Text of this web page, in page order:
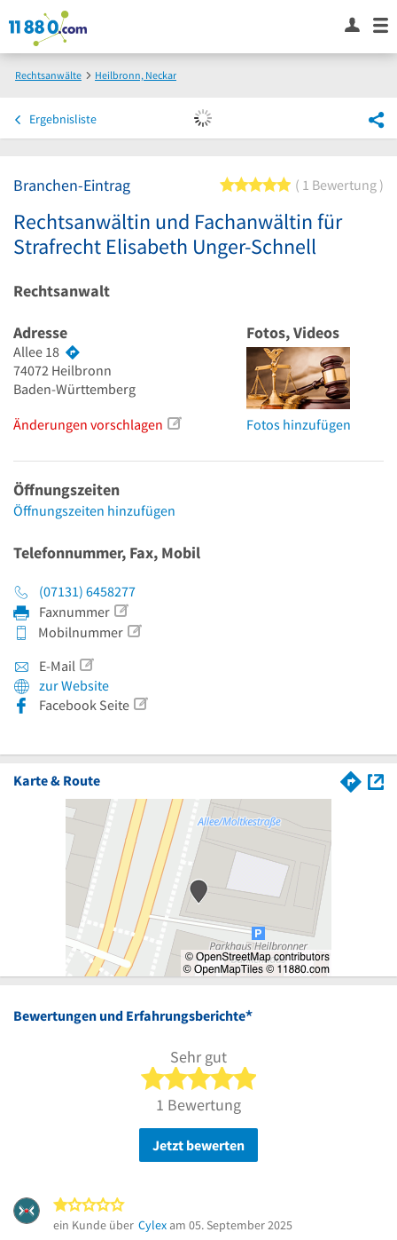
Rechtsanwälte
Heilbronn, Neckar
Ergebnisliste
Branchen-Eintrag 5 von 5 Sternen
1 Bewertung
Rechtsanwältin und Fachanwältin für
Strafrecht Elisabeth Unger-Schnell
Rechtsanwalt
Adresse
Allee 18
74072 Heilbronn
Baden-Württemberg
Änderungen vorschlagen
Fotos, Videos
Fotos hinzufügen
Öffnungszeiten
Öffnungszeiten hinzufügen
Telefonnummer, Fax, Mobil
(07131) 6458277
Faxnummer
Mobilnummer
E-Mail
zur Website
Facebook Seite
Karte & Route
Bewertungen und Erfahrungsberichte*
Sehr gut
5 von 5 Sternen
1 Bewertung
Jetzt bewerten
ein Kunde über Cylex am 05. September 2025